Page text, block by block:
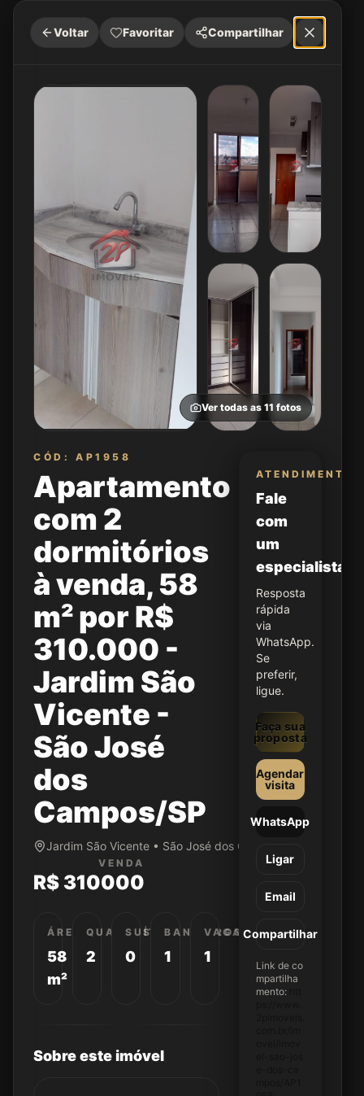
Voltar Favoritar Compartilhar
Ver todas as 11 fotos
CÓD: AP1958
Apartamento
com 2
dormitórios
à venda, 58
m² por R$
310.000 -
Jardim São
Vicente -
São José
dos
Campos/SP
Jardim São Vicente • São José dos Campos/SP
VENDA
R$ 310000
ÁREA
58
m²
QUARTOS
2
SUÍTES
0
BANHEIROS
1
VAGAS
1
Sobre este imóvel
ATENDIMENTO
Fale
com
um
especialista
Resposta
rápida
via
WhatsApp.
Se
preferir,
ligue.
Faça sua
proposta
Agendar
visita
WhatsApp
Ligar
Email
Compartilhar
Link de co
mpartilha
mento: